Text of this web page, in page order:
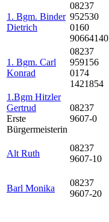
1. Bgm. Binder
Dietrich
08237
952530
0160
90664140
1. Bgm. Carl
Konrad
08237
959156
0174
1421854
1.Bgm Hitzler
Gertrud
Erste
Bürgermeisterin
08237
9607-0
Alt Ruth
08237
9607-10
Barl Monika
08237
9607-20